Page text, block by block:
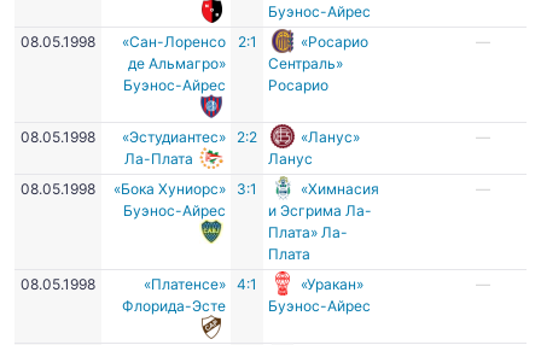
Буэнос-Айрес
08.05.1998
«Сан-Лоренсо
де Альмагро»
Буэнос-Айрес
2:1
«Росарио
Сентраль»
Росарио
—
08.05.1998
«Эстудиантес»
Ла-Плата
2:2
«Ланус»
Ланус
—
08.05.1998
«Бока Хуниорс»
Буэнос-Айрес
3:1
«Химнасия
и Эсгрима Ла-
Плата» Ла-
Плата
—
08.05.1998
«Платенсе»
Флорида-Эсте
4:1
«Уракан»
Буэнос-Айрес
—